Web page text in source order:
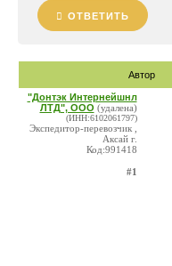
ОТВЕТИТЬ
Автор
"Донтэк Интернейшнл
ЛТД", ООО (удалена)
(ИНН:6102061797)
Экспедитор-перевозчик ,
Аксай г.
Код:991418
#1